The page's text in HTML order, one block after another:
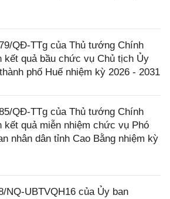
QĐ-TTg của Thủ tướng Chính
kết quả bầu chức vụ Chủ tịch Ủy
phố Huế nhiệm kỳ 2026 - 2031
QĐ-TTg của Thủ tướng Chính
kết quả miễn nhiệm chức vụ Phó
nhân dân tỉnh Cao Bằng nhiệm kỳ
NQ-UBTVQH16 của Ủy ban